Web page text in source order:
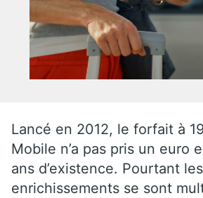
Lancé en 2012, le forfait à
Mobile n’a pas pris un euro
ans d’existence. Pourtant les
enrichissements se sont